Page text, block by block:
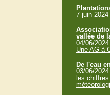
7 juin 2024
vallée de
04/06/2024
Une AG à
De l'eau
03/06/2024
les